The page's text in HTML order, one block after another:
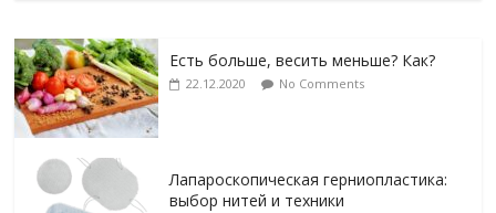
Есть больше, весить меньше? Как?
22.12.2020 No Comments
Лапароскопическая герниопластика:
выбор нитей и техники